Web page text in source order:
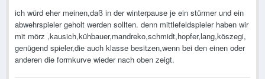
ich würd eher meinen,daß in der winterpause je ein stürmer und ein
abwehrspieler geholt werden sollten. denn mittlefeldspieler haben wir
mit mörz ,kausich,kühbauer,mandreko,schmidt,hopfer,lang,köszegi,
genügend spieler,die auch klasse besitzen,wenn bei den einen oder
anderen die formkurve wieder nach oben zeigt.